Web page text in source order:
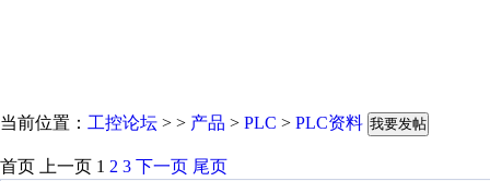
当前位置： 工控论坛 > > 产品 > PLC > PLC资料 我要发帖
首页 上一页 1 2 3 下一页 尾页